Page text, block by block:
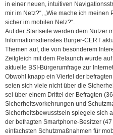
in einer neuen, intuitiven
mir im Netz?“, „Wie mache ich meinen
sicher im mobilen Netz?“.
Auf der Startseite werden dem Nutzer
Informationsdienstes Bürger-CERT
Themen auf, die von besonderem
Zeitgleich mit dem Relaunch wurde
aktuelle BSI-Bürgerumfrage zur
Obwohl knapp ein Viertel der
seien sich viele nicht über die
sei über einem Drittel der Befragten
Sicherheitsvorkehrungen und
Sicherheitsbewusstsein spiegele sich
der befragten Smartphone-Besitzer
einfachsten Schutzmaßnahmen für